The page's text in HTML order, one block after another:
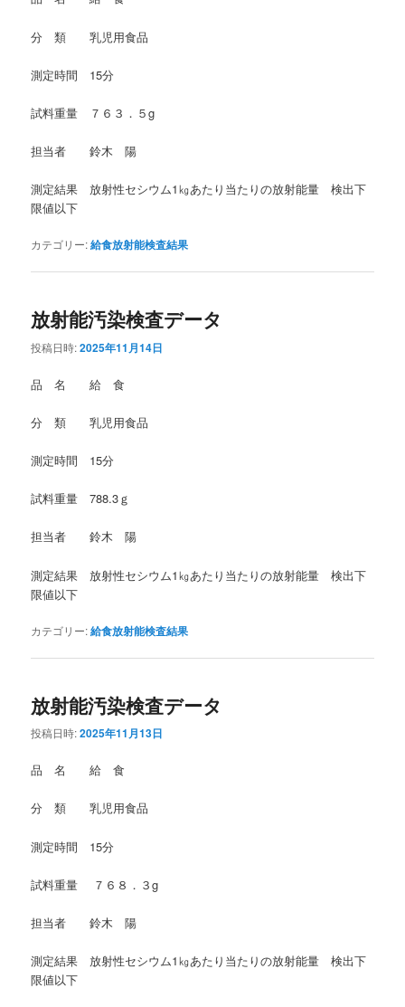
分 類 乳児用食品
測定時間 15分
試料重量 ７６３．５g
担当者 鈴木 陽
測定結果 放射性セシウム1㎏あたり当たりの放射能量 検出下
限値以下
カテゴリー:給食放射能検査結果
放射能汚染検査データ
投稿日時:2025年11月14日
品 名 給 食
分 類 乳児用食品
測定時間 15分
試料重量 788.3ｇ
担当者 鈴木 陽
測定結果 放射性セシウム1㎏あたり当たりの放射能量 検出下
限値以下
カテゴリー:給食放射能検査結果
放射能汚染検査データ
投稿日時:2025年11月13日
品 名 給 食
分 類 乳児用食品
測定時間 15分
試料重量 ７６８．３g
担当者 鈴木 陽
測定結果 放射性セシウム1㎏あたり当たりの放射能量 検出下
限値以下